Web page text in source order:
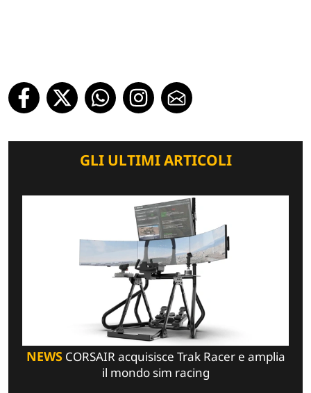
GLI ULTIMI ARTICOLI
NEWSCORSAIR acquisisce Trak Racer e amplia
il mondo sim racing